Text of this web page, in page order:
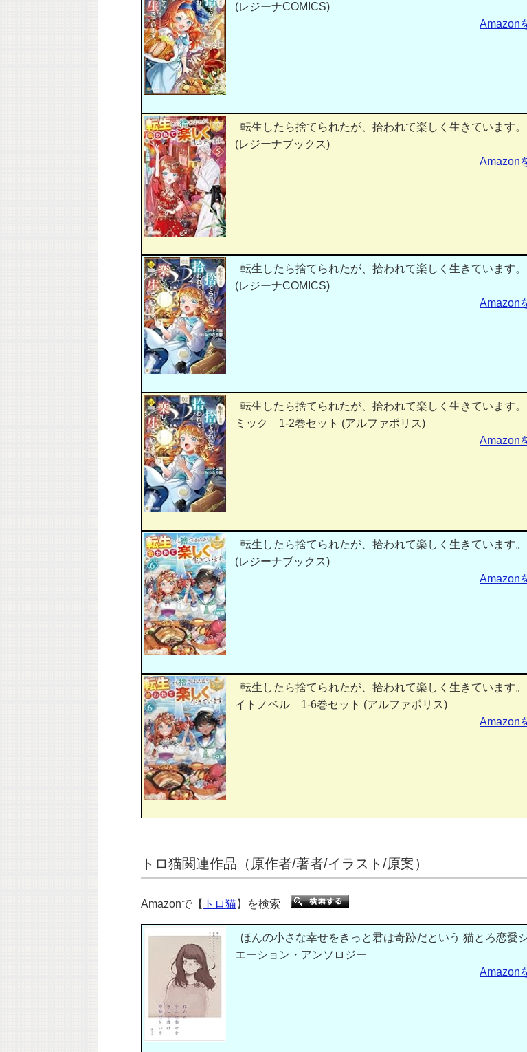
(レジーナCOMICS)
Amazon
転生したら捨てられたが、拾われて楽しく生きています。
(レジーナブックス)
Amazon
転生したら捨てられたが、拾われて楽しく生きています。
(レジーナCOMICS)
Amazon
転生したら捨てられたが、拾われて楽しく生きています
ミック 1-2巻セット (アルファポリス)
Amazon
転生したら捨てられたが、拾われて楽しく生きています。
(レジーナブックス)
Amazon
転生したら捨てられたが、拾われて楽しく生きています
イトノベル 1-6巻セット (アルファポリス)
Amazon
トロ猫関連作品（原作者/著者/イラスト/原案）
Amazonで【 トロ猫】を検索
ほんの小さな幸せをきっと君は奇跡だという 猫とろ恋愛
エーション・アンソロジー
Amazon